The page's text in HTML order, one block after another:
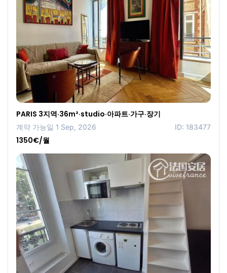
PARIS 3지역·36m²·studio·아파트·가구·장기
계약 가능일 1 Sep, 2026 ID: 183477
1350€/월